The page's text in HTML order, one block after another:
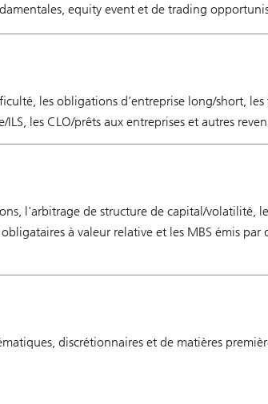
equity event et de trading
les obligations d’entreprise long/short, les
ILS, les CLO/prêts aux entreprises et autres
l'arbitrage de structure de capital/volatilité,
à valeur relative et les MBS émis par
discrétionnaires et de matières